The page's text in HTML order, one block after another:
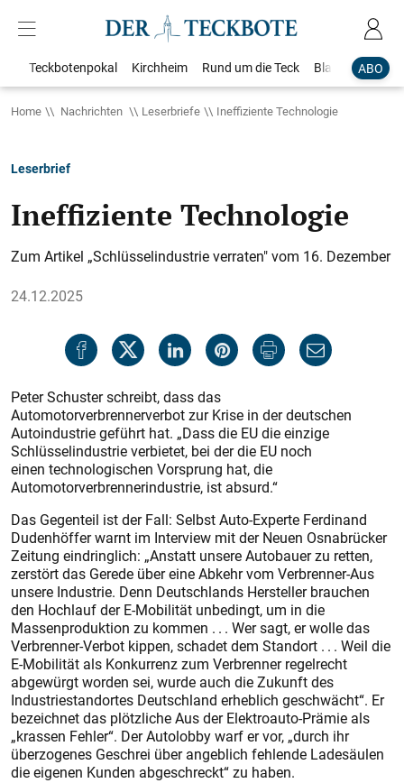
ABO
Teckbotenpokal Kirchheim Rund um die Teck Blaulicht
Home Nachrichten Leserbriefe Ineffiziente Technologie
Leserbrief
Ineffiziente Technologie
Zum Artikel „Schlüsselindustrie verraten" vom 16. Dezember
24.12.2025
Peter Schuster schreibt, dass das
Automotorverbrennerverbot zur Krise in der deutschen
Autoindustrie geführt hat. „Dass die EU die einzige
Schlüsselindustrie verbietet, bei der die EU noch
einen technologischen Vorsprung hat, die
Automotorverbrennerindustrie, ist absurd.“
Das Gegenteil ist der Fall: Selbst Auto-Experte Ferdinand
Dudenhöffer warnt im Interview mit der Neuen Osnabrücker
Zeitung eindringlich: „Anstatt unsere Autobauer zu retten,
zerstört das Gerede über eine Abkehr vom Verbrenner-Aus
unsere Industrie. Denn Deutschlands Hersteller brauchen
den Hochlauf der E-Mobilität unbedingt, um in die
Massenproduktion zu kommen . . . Wer sagt, er wolle das
Verbrenner-Verbot kippen, schadet dem Standort . . . Weil die
E-Mobilität als Konkurrenz zum Verbrenner regelrecht
abgewürgt worden sei, wurde auch die Zukunft des
Industriestandortes Deutschland erheblich geschwächt“. Er
bezeichnet das plötzliche Aus der Elektroauto-Prämie als
„krassen Fehler“. Der Autolobby warf er vor, „durch ihr
überzogenes Geschrei über angeblich fehlende Ladesäulen
die eigenen Kunden abgeschreckt“ zu haben.